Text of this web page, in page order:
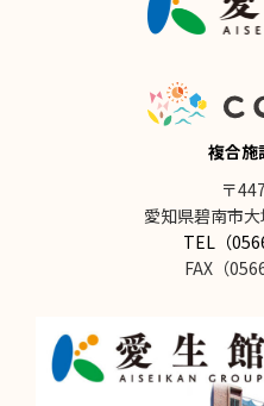
複合施
〒
愛知県碧南市
TEL（
FAX（